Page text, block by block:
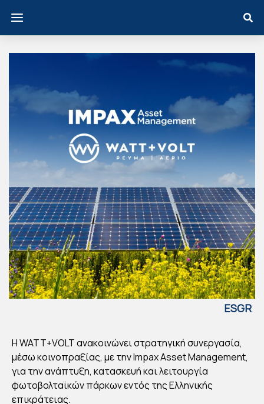
ESGR
WA
TT
H WATT+VOLT ανακοινώνει στρατηγική συνεργασία,
μέσω κοινοπραξίας, με την Impax Asset Management,
για την ανάπτυξη, κατασκευή και λειτουργία
φωτοβολταϊκών πάρκων εντός της Ελληνικής
επικράτειας.